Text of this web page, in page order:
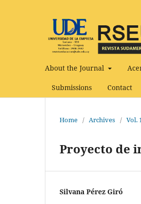
About the Journal
Submissions Contact
Home / Archives / Vol.
Proyecto de
Silvana Pérez Giró